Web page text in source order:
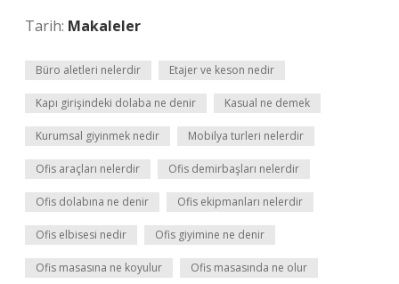
Tarih: Makaleler
Büro aletleri nelerdir Etajer ve keson nedir
Kapı girişindeki dolaba ne denir Kasual ne demek
Kurumsal giyinmek nedir Mobilya turleri nelerdir
Ofis araçları nelerdir Ofis demirbaşları nelerdir
Ofis dolabına ne denir Ofis ekipmanları nelerdir
Ofis elbisesi nedir Ofis giyimine ne denir
Ofis masasına ne koyulur Ofis masasında ne olur